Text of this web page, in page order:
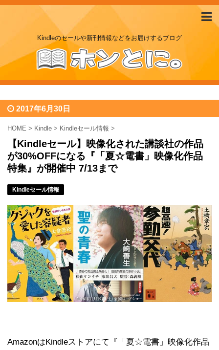
Kindleのセールや新刊情報などをお届けするブログ
2017年6月30日
HOME > Kindle > Kindleセール情報 >
【Kindleセール】映像化された講談社の作品
が30%OFFになる『「夏☆電書」映像化作品
特集』が開催中 7/13まで
Kindleセール情報
AmazonはKindleストアにて『「夏☆電書」映像化作品